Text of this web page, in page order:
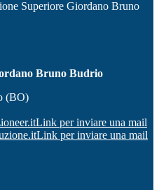
Superiore Giordano Bruno
Bruno Budrio
(BO)
Link per inviare una mail
Link per inviare una mail